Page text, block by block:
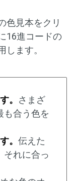
色見本をクリ
16進コードの
ます。
。 さまざ
も合う色を
。 伝えた
それに合っ